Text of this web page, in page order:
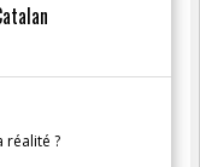
réalité ?